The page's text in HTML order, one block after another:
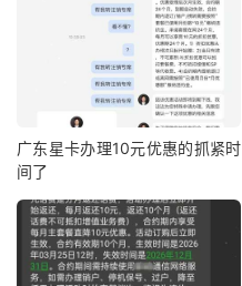
广东星卡办理10元优惠的抓紧时
间了